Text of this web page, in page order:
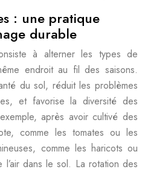
: une pratique
durable
à alterner les types de
endroit au fil des saisons.
du sol, réduit les problèmes
et favorise la diversité des
après avoir cultivé des
comme les tomates ou les
comme les haricots ou
dans le sol. La rotation des